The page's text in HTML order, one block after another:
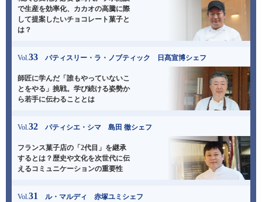
で生産を効率化、 カカオの高騰に際
して提案したいチョコレート菓子と
は？
Vol.33 パティスリー・ラ・ノブティック 日髙宣博シェフ
師匠に学んだ「誰もやっていないこ
とをやる」挑戦。 学び続ける姿勢か
ら若手に伝わることとは
Vol.32 パティシエ・シマ 島田 徹シェフ
フランス菓子店の「2代目」を継承
するとは？歴史や文化を次世代に伝
えるコミュニケーションの重要性
Vol.31 ル・マルディ 赤塚ユミシェフ